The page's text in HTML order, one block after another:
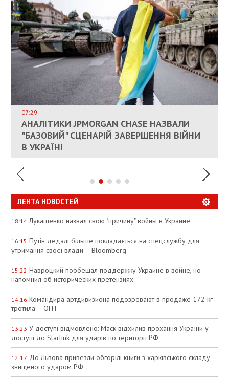
КАНДИДАТ В ПРЕМЬЕРЫ ПОЛЬШИ ПРИЗВАЛ
ЕС ПРЕКРАТИТЬ ВОЕННУЮ ПОМОЩЬ
УКРАИНЕ
07:29
АНАЛІТИКИ JPMORGAN CHASE НАЗВАЛИ
"БАЗОВИЙ" СЦЕНАРІЙ ЗАВЕРШЕННЯ ВІЙНИ
В УКРАЇНІ
ВЛАСНИКАМ ЗРУЙНОВАНОГО ЖИТЛА
ДОЗВОЛИЛИ НЕ ПЛАТИТИ ЗА КОМУНАЛКУ
ИНТЕГРАЦИЯ УКРАИНЫ В НАТО ВРЯД ЛИ
СОСТОИТСЯ В БЛИЖАЙШЕЕ ВРЕМЯ, –
РЮТТЕ
ПАЛИВНИЙ РИНОК РОЗІГРІЛИ ШТУЧНО:
АНАЛІТИКИ ЗВИНУВАТИЛИ АЗС У
СПЕКУЛЯЦІЇ
ЛЕНТА НОВОСТЕЙ
18:14 Лукашенко назвал свою "причину" войны в Украине
16:15 Путін дедалі більше покладається на спецслужбу для
утримання своєї влади – Bloomberg
15:22 Навроцкий пообещал поддержку Украине в войне, но
напомнил об исторических претензиях
14:16 Командира артдивизиона подозревают в продаже 172 кг
тротила – ОГП
13:23 У доступі відмовлено: Маск відхилив прохання України у
доступі до Starlink для ударів по території РФ
12:17 До Львова привезли обгорілі книги з харківського складу,
знищеного ударом РФ